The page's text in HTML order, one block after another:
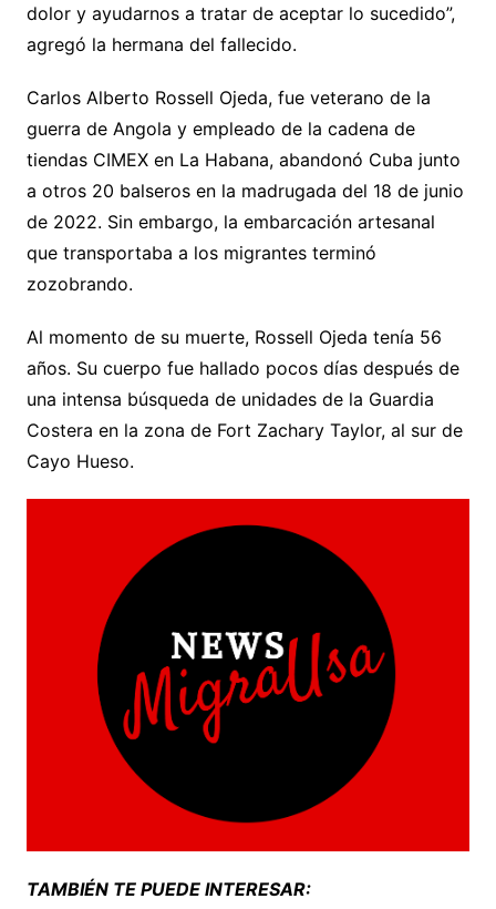
dolor y ayudarnos a tratar de aceptar lo sucedido”,
agregó la hermana del fallecido.
Carlos Alberto Rossell Ojeda, fue veterano de la
guerra de Angola y empleado de la cadena de
tiendas CIMEX en La Habana, abandonó Cuba junto
a otros 20 balseros en la madrugada del 18 de junio
de 2022. Sin embargo, la embarcación artesanal
que transportaba a los migrantes terminó
zozobrando.
Al momento de su muerte, Rossell Ojeda tenía 56
años. Su cuerpo fue hallado pocos días después de
una intensa búsqueda de unidades de la Guardia
Costera en la zona de Fort Zachary Taylor, al sur de
Cayo Hueso.
TAMBIÉN TE PUEDE INTERESAR: